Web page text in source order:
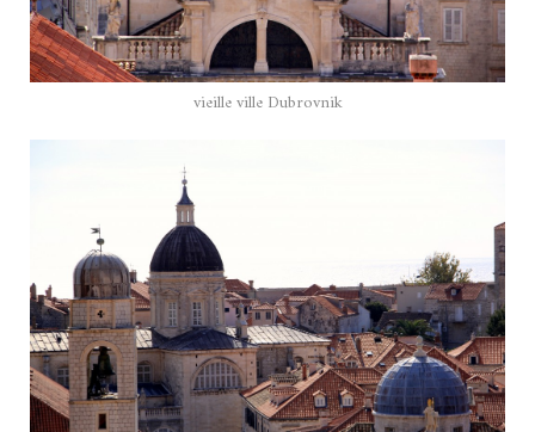
vieille ville Dubrovnik